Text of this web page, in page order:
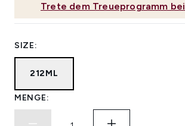
Trete dem Treueprogramm bei
SIZE:
212ML
MENGE: